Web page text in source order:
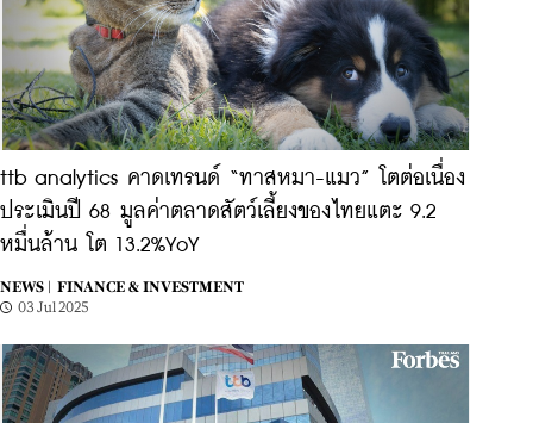
ttb analytics คาดเทรนด์ “ทาสหมา-แมว” โตต่อเนื่อง
ประเมินปี 68 มูลค่าตลาดสัตว์เลี้ยงของไทยแตะ 9.2
หมื่นล้าน โต 13.2%YoY
NEWS |
FINANCE & INVESTMENT
03 Jul 2025